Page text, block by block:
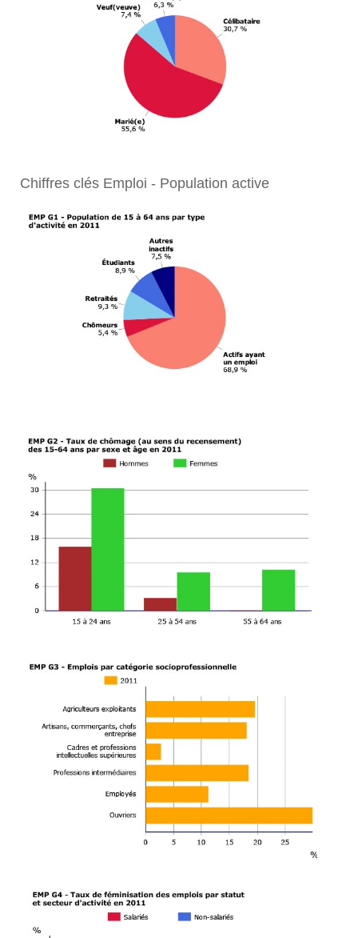
Chiffres clés Emploi - Population active